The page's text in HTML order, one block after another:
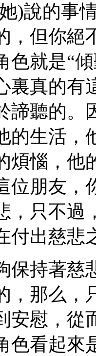
)說的事
，但你絕
色就是“
裏真的有
諦聽的。
的生活，
煩惱，他
位朋友，
，只不過
付出慈悲
持著慈
，那么，
安慰，從
色看起來